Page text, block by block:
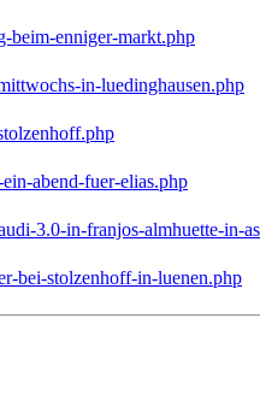
beim-enniger-markt.php
in-luedinghausen.php
abend-fuer-elias.php
3.0-in-franjos-almhuette-in-
bei-stolzenhoff-in-luenen.php